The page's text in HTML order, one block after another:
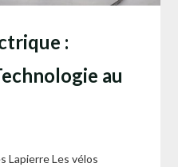
:
au
Lapierre Les vélos